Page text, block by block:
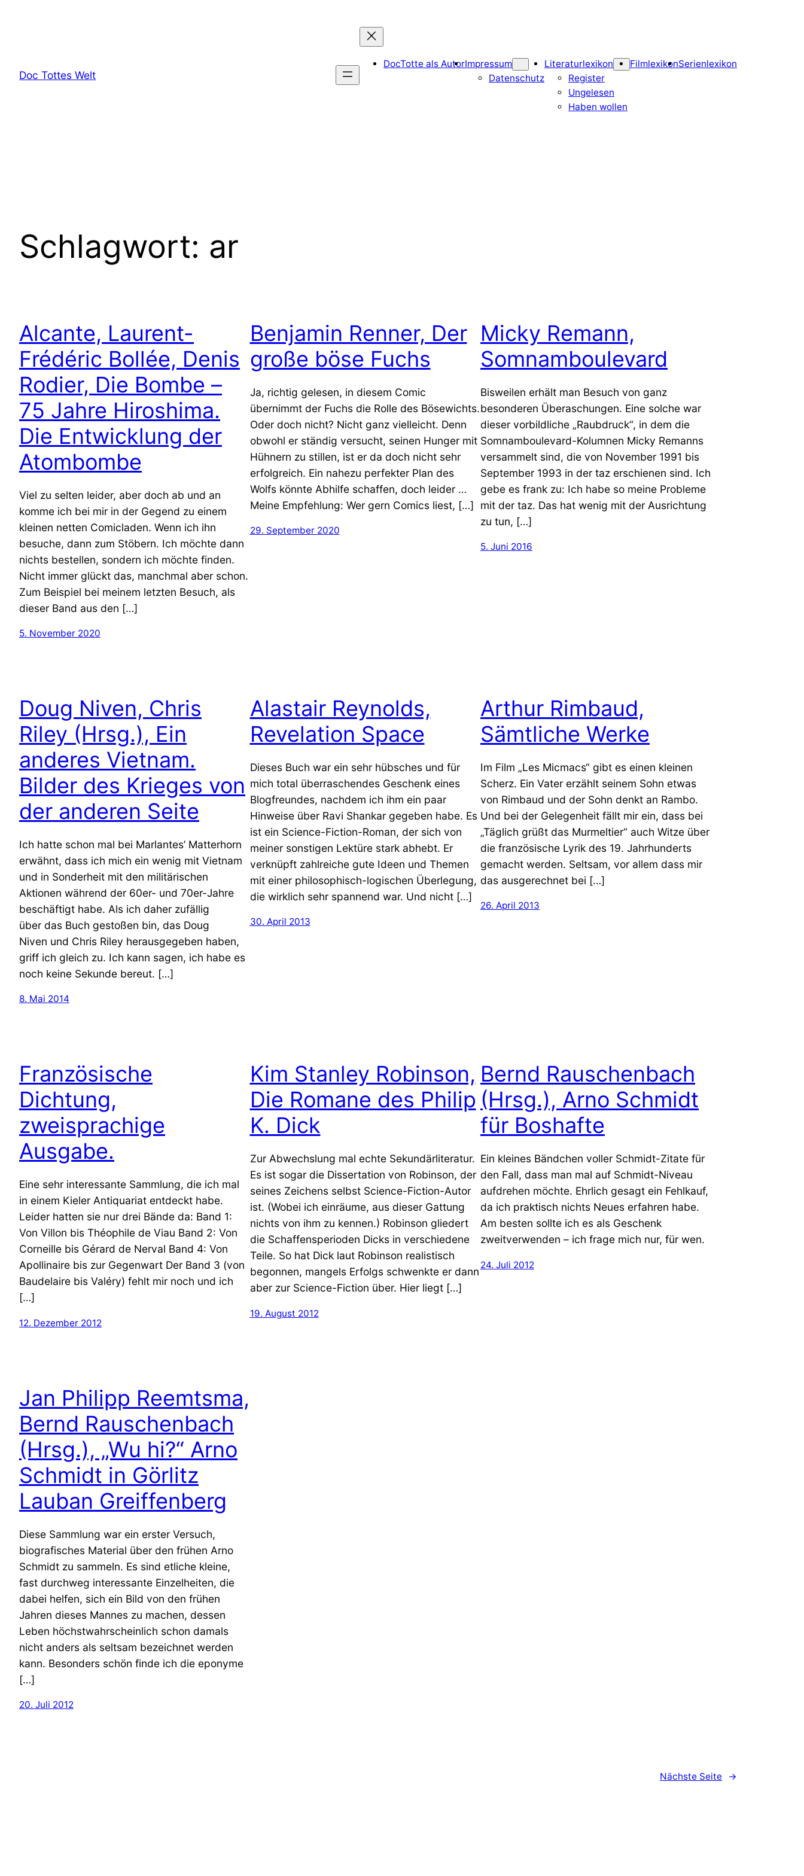
Doc Tottes Welt
DocTotte als AutorImpressum
Datenschutz
Literaturlexikon
Register
Ungelesen
Haben wollen
FilmlexikonSerienlexikon
Schlagwort: ar
Alcante, Laurent-
Frédéric Bollée, Denis
Rodier, Die Bombe –
75 Jahre Hiroshima.
Die Entwicklung der
Atombombe
Viel zu selten leider, aber doch ab und an
komme ich bei mir in der Gegend zu einem
kleinen netten Comicladen. Wenn ich ihn
besuche, dann zum Stöbern. Ich möchte dann
nichts bestellen, sondern ich möchte finden.
Nicht immer glückt das, manchmal aber schon.
Zum Beispiel bei meinem letzten Besuch, als
dieser Band aus den […]
5. November 2020
Benjamin Renner, Der
große böse Fuchs
Ja, richtig gelesen, in diesem Comic
übernimmt der Fuchs die Rolle des Bösewichts.
Oder doch nicht? Nicht ganz vielleicht. Denn
obwohl er ständig versucht, seinen Hunger mit
Hühnern zu stillen, ist er da doch nicht sehr
erfolgreich. Ein nahezu perfekter Plan des
Wolfs könnte Abhilfe schaffen, doch leider …
Meine Empfehlung: Wer gern Comics liest, […]
29. September 2020
Micky Remann,
Somnamboulevard
Bisweilen erhält man Besuch von ganz
besonderen Überaschungen. Eine solche war
dieser vorbildliche „Raubdruck“, in dem die
Somnamboulevard-Kolumnen Micky Remanns
versammelt sind, die von November 1991 bis
September 1993 in der taz erschienen sind. Ich
gebe es frank zu: Ich habe so meine Probleme
mit der taz. Das hat wenig mit der Ausrichtung
zu tun, […]
5. Juni 2016
Doug Niven, Chris
Riley (Hrsg.), Ein
anderes Vietnam.
Bilder des Krieges von
der anderen Seite
Ich hatte schon mal bei Marlantes’ Matterhorn
erwähnt, dass ich mich ein wenig mit Vietnam
und in Sonderheit mit den militärischen
Aktionen während der 60er- und 70er-Jahre
beschäftigt habe. Als ich daher zufällig
über das Buch gestoßen bin, das Doug
Niven und Chris Riley herausgegeben haben,
griff ich gleich zu. Ich kann sagen, ich habe es
noch keine Sekunde bereut. […]
8. Mai 2014
Alastair Reynolds,
Revelation Space
Dieses Buch war ein sehr hübsches und für
mich total überraschendes Geschenk eines
Blogfreundes, nachdem ich ihm ein paar
Hinweise über Ravi Shankar gegeben habe. Es
ist ein Science-Fiction-Roman, der sich von
meiner sonstigen Lektüre stark abhebt. Er
verknüpft zahlreiche gute Ideen und Themen
mit einer philosophisch-logischen Überlegung,
die wirklich sehr spannend war. Und nicht […]
30. April 2013
Arthur Rimbaud,
Sämtliche Werke
Im Film „Les Micmacs“ gibt es einen kleinen
Scherz. Ein Vater erzählt seinem Sohn etwas
von Rimbaud und der Sohn denkt an Rambo.
Und bei der Gelegenheit fällt mir ein, dass bei
„Täglich grüßt das Murmeltier“ auch Witze über
die französische Lyrik des 19. Jahrhunderts
gemacht werden. Seltsam, vor allem dass mir
das ausgerechnet bei […]
26. April 2013
Französische
Dichtung,
zweisprachige
Ausgabe.
Eine sehr interessante Sammlung, die ich mal
in einem Kieler Antiquariat entdeckt habe.
Leider hatten sie nur drei Bände da: Band 1:
Von Villon bis Théophile de Viau Band 2: Von
Corneille bis Gérard de Nerval Band 4: Von
Apollinaire bis zur Gegenwart Der Band 3 (von
Baudelaire bis Valéry) fehlt mir noch und ich
[…]
12. Dezember 2012
Kim Stanley Robinson,
Die Romane des Philip
K. Dick
Zur Abwechslung mal echte Sekundärliteratur.
Es ist sogar die Dissertation von Robinson, der
seines Zeichens selbst Science-Fiction-Autor
ist. (Wobei ich einräume, aus dieser Gattung
nichts von ihm zu kennen.) Robinson gliedert
die Schaffensperioden Dicks in verschiedene
Teile. So hat Dick laut Robinson realistisch
begonnen, mangels Erfolgs schwenkte er dann
aber zur Science-Fiction über. Hier liegt […]
19. August 2012
Bernd Rauschenbach
(Hrsg.), Arno Schmidt
für Boshafte
Ein kleines Bändchen voller Schmidt-Zitate für
den Fall, dass man mal auf Schmidt-Niveau
aufdrehen möchte. Ehrlich gesagt ein Fehlkauf,
da ich praktisch nichts Neues erfahren habe.
Am besten sollte ich es als Geschenk
zweitverwenden – ich frage mich nur, für wen.
24. Juli 2012
Jan Philipp Reemtsma,
Bernd Rauschenbach
(Hrsg.), „Wu hi?“ Arno
Schmidt in Görlitz
Lauban Greiffenberg
Diese Sammlung war ein erster Versuch,
biografisches Material über den frühen Arno
Schmidt zu sammeln. Es sind etliche kleine,
fast durchweg interessante Einzelheiten, die
dabei helfen, sich ein Bild von den frühen
Jahren dieses Mannes zu machen, dessen
Leben höchstwahrscheinlich schon damals
nicht anders als seltsam bezeichnet werden
kann. Besonders schön finde ich die eponyme
[…]
20. Juli 2012
Nächste Seite →